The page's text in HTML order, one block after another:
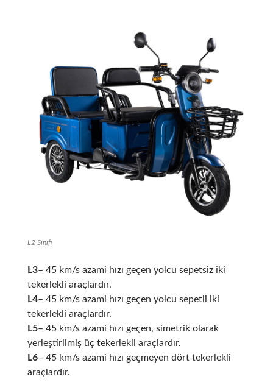
L2 Sınıfı
L3– 45 km/s azami hızı geçen yolcu sepetsiz iki
tekerlekli araçlardır.
L4– 45 km/s azami hızı geçen yolcu sepetli iki
tekerlekli araçlardır.
L5– 45 km/s azami hızı geçen, simetrik olarak
yerleştirilmiş üç tekerlekli araçlardır.
L6– 45 km/s azami hızı geçmeyen dört tekerlekli
araçlardır.